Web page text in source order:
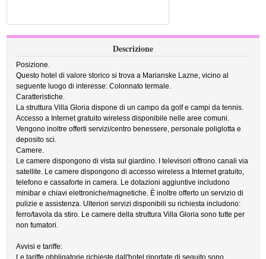
Descrizione
Posizione.
Questo hotel di valore storico si trova a Marianske Lazne, vicino al
seguente luogo di interesse: Colonnato termale.
Caratteristiche.
La struttura Villa Gloria dispone di un campo da golf e campi da tennis.
Accesso a Internet gratuito wireless disponibile nelle aree comuni.
Vengono inoltre offerti servizi/centro benessere, personale poliglotta e
deposito sci.
Camere.
Le camere dispongono di vista sul giardino. I televisori offrono canali via
satellite. Le camere dispongono di accesso wireless a Internet gratuito,
telefono e cassaforte in camera. Le dotazioni aggiuntive includono
minibar e chiavi elettroniche/magnetiche. È inoltre offerto un servizio di
pulizie e assistenza. Ulteriori servizi disponibili su richiesta includono:
ferro/tavola da stiro. Le camere della struttura Villa Gloria sono tutte per
non fumatori.
Avvisi e tariffe:
Le tariffe obbligatorie richieste dall'hotel riportate di seguito sono